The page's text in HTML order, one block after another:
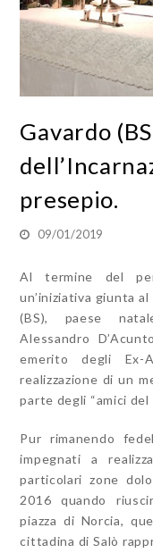
Gavardo
presepio.
09/01/2019
Al termine del
un’iniziativa giunta
(BS), paese
Alessandro
emerito degli
realizzazione di un
parte degli “amici del
Pur rimanendo
impegnati a
particolari zone
2016 quando
piazza di Norcia,
cittadina di Salò